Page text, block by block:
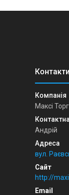
Максі Торг
Андрій
вул.
http://